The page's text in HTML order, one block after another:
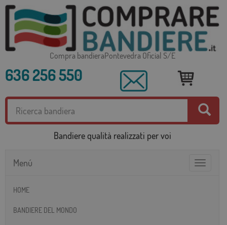
Compra bandieraPontevedra Oficial S/E
636 256 550
Bandiere qualità realizzati per voi
Toggle
Menú
HOME
BANDIERE DEL MONDO